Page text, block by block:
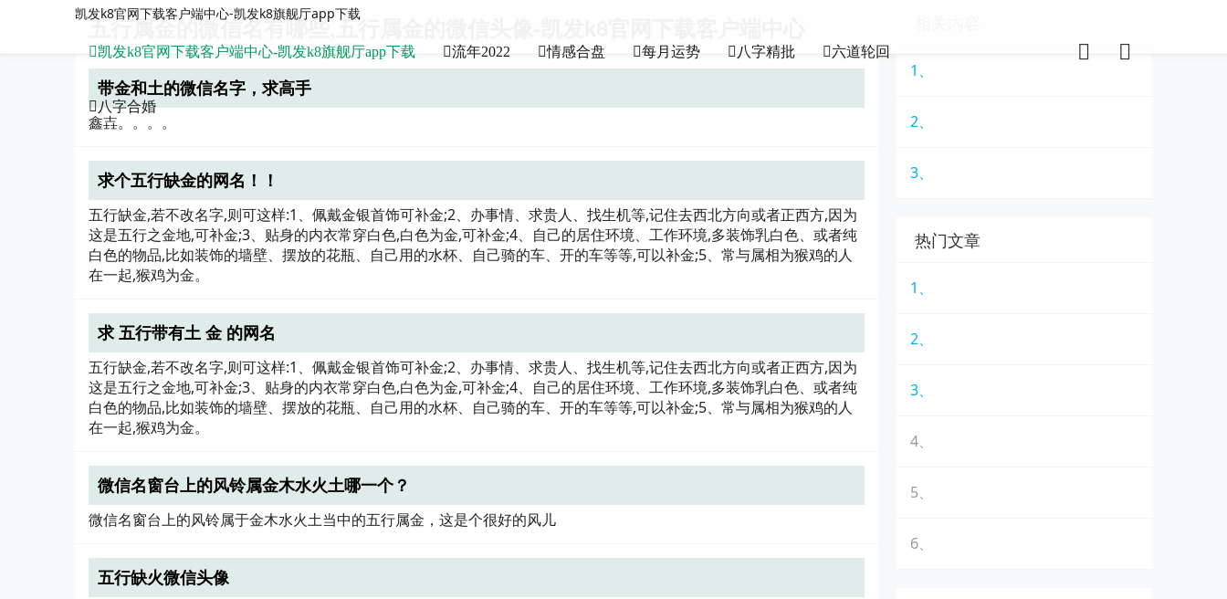
凯发k8官网下载客户端中心-凯发k8旗舰厅app下载
凯发k8官网下载客户端中心-凯发k8旗舰厅app下载 流年2022 情感合盘 每月运势 八字精批 六道轮回
八字合婚
五行属金的微信名有哪些,五行属金的微信头像-凯发k8官网下载客户端中心
带金和土的微信名字，求高手
鑫壵。。。。
求个五行缺金的网名！！
五行缺金,若不改名字,则可这样:1、佩戴金银首饰可补金;2、办事情、求贵人、找生机等,记住去西北方向或者正西方,因为
这是五行之金地,可补金;3、贴身的内衣常穿白色,白色为金,可补金;4、自己的居住环境、工作环境,多装饰乳白色、或者纯
白色的物品,比如装饰的墙壁、摆放的花瓶、自己用的水杯、自己骑的车、开的车等等,可以补金;5、常与属相为猴鸡的人
在一起,猴鸡为金。
求 五行带有土 金 的网名
五行缺金,若不改名字,则可这样:1、佩戴金银首饰可补金;2、办事情、求贵人、找生机等,记住去西北方向或者正西方,因为
这是五行之金地,可补金;3、贴身的内衣常穿白色,白色为金,可补金;4、自己的居住环境、工作环境,多装饰乳白色、或者纯
白色的物品,比如装饰的墙壁、摆放的花瓶、自己用的水杯、自己骑的车、开的车等等,可以补金;5、常与属相为猴鸡的人
在一起,猴鸡为金。
微信名窗台上的风铃属金木水火土哪一个？
微信名窗台上的风铃属于金木水火土当中的五行属金，这是个很好的风儿
五行缺火微信头像
1、
2、
3、
热门文章
1、
2、
3、
4、
5、
6、